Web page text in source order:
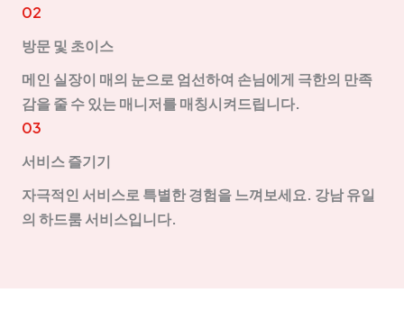
02
방문 및 초이스
메인 실장이 매의 눈으로 엄선하여 손님에게 극한의 만족
감을 줄 수 있는 매니저를 매칭시켜드립니다.
03
서비스 즐기기
자극적인 서비스로 특별한 경험을 느껴보세요. 강남 유일
의 하드룸 서비스입니다.